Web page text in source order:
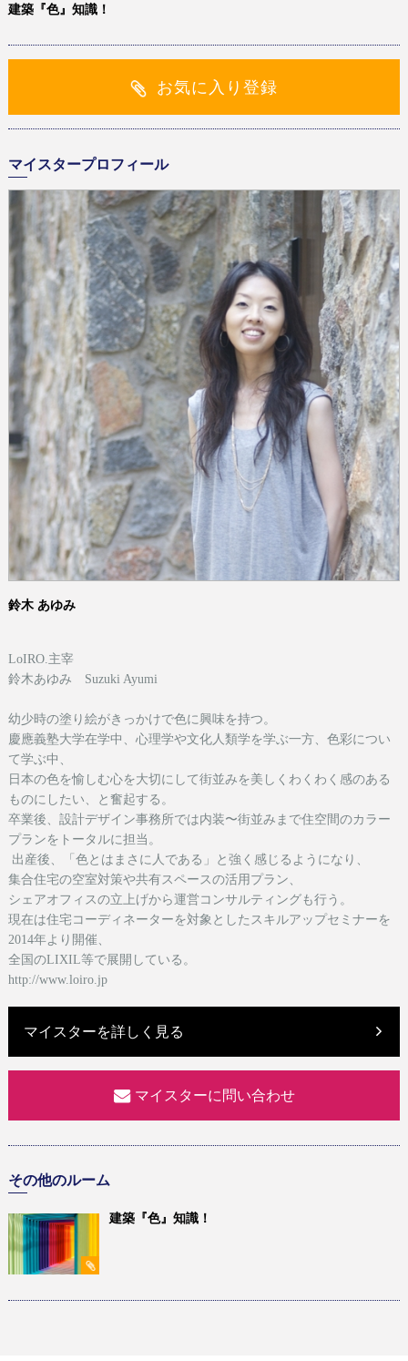
建築『色』知識！
お気に入り登録
マイスタープロフィール
鈴木 あゆみ
LoIRO.主宰
鈴木あゆみ Suzuki Ayumi
幼少時の塗り絵がきっかけで色に興味を持つ。
慶應義塾大学在学中、心理学や文化人類学を学ぶ一方、色彩につい
て学ぶ中、
日本の色を愉しむ心を大切にして街並みを美しくわくわく感のある
ものにしたい、と奮起する。
卒業後、設計デザイン事務所では内装〜街並みまで住空間のカラー
プランをトータルに担当。
出産後、「色とはまさに人である」と強く感じるようになり、
集合住宅の空室対策や共有スペースの活用プラン、
シェアオフィスの立上げから運営コンサルティングも行う。
現在は住宅コーディネーターを対象としたスキルアップセミナーを
2014年より開催、
全国のLIXIL等で展開している。
http://www.loiro.jp
マイスターを詳しく見る
マイスターに問い合わせ
その他のルーム
建築『色』知識！